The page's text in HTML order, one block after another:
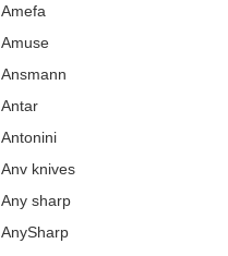
Amefa
Amuse
Ansmann
Antar
Antonini
Anv knives
Any sharp
AnySharp